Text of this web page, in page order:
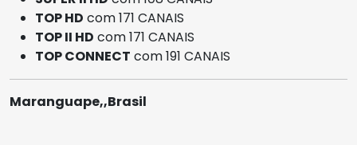
TOP HD com 171 CANAIS
TOP II HD com 171 CANAIS
TOP CONNECT com 191 CANAIS
Maranguape,,Brasil